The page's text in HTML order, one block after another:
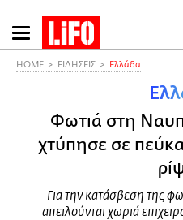
Παράκαμψη
προς
HOME ΕΙΔΗΣΕΙΣ Ελλάδα
Φωτιά στη
χτύπησε σε
Για την κατάσβεση της
απειλούνται χωριά